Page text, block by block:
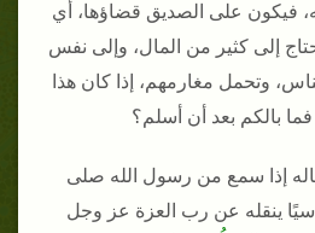
فيكون على الصديق قضاؤها، أي
إلى كثير من المال، وإلى نفس
وتحمل مغارمهم، إذا كان هذا
بالكم بعد أن أسلم؟
إذا سمع من رسول الله صلى
ينقله عن رب العزة عز وجل